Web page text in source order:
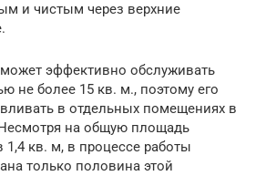
и чистым через верхние
эффективно обслуживать
не более 15 кв. м., поэтому его
в отдельных помещениях в
на общую площадь
1,4 кв. м, в процессе работы
только половина этой